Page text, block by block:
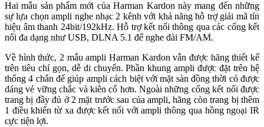
Hai mẫu sản phẩm mới của Harman Kardon này mang đến những
sự lựa chọn ampli nghe nhạc 2 kênh với khả năng hỗ trợ giải mã tín
hiệu âm thanh 24bit/192kHz. Hỗ trợ kết nối thông qua các cổng kết
nối đa dạng như USB, DLNA 5.1 để nghe đài FM/AM.
Về hình thức, 2 mẫu ampli Harman Kardon vẫn được hãng thiết kế
trên tiêu chí gọn, dễ di chuyển. Phần khung ampli được đặt trên hệ
thống 4 chân đế giúp ampli cách biệt với mặt sàn đồng thời có được
dáng vẻ vững chắc và kiên cố hơn. Ngoài những cổng kết nối được
trang bị đầy đủ ở 2 mặt trước sau của ampli, hãng còn trang bị thêm
1 điều khiển từ xa được kết nối với ampli thông qua hồng ngoại IR
cực tiện lợi.